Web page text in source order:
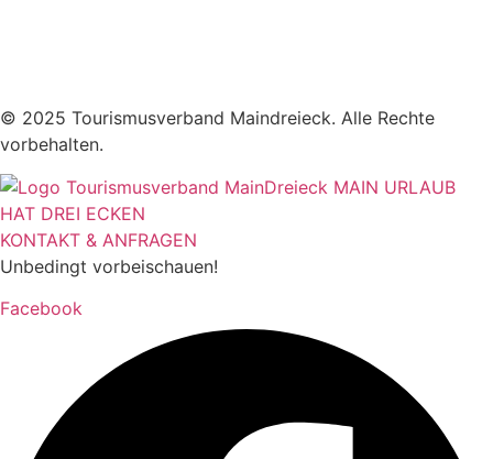
© 2025 Tourismusverband Maindreieck. Alle Rechte
vorbehalten.
KONTAKT & ANFRAGEN
Unbedingt vorbeischauen!
Facebook